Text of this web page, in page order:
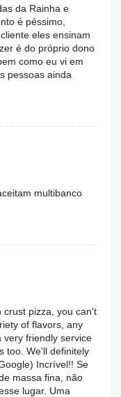
da Rainha e
é péssimo,
eles ensinam
é do próprio dono
como eu vi em
pessoas ainda
multibanco
crust pizza, you can't
of flavors, any
very friendly service
too. We'll definitely
Incrível!! Se
massa fina, não
lugar. Uma